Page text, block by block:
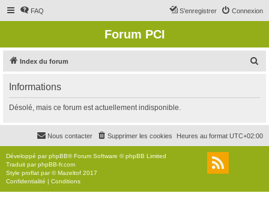
FAQ Connexion
S’enregistrer
Forum PCI
Index du forum
r
c
r
Informations
Désolé, mais ce forum est actuellement indisponible.
Heures au format UTC+02:00
Supprimer les cookies
Nous contacter
Développé parphpBB® Forum Software © phpBB Limited
Traduit parphpBB-fr.com
Style proflat par ©Mazeltof 2017
Confidentialité | Conditions